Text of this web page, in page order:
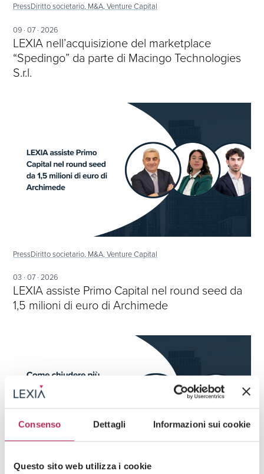
Consenso Dettagli Informazioni sui cookie
Questo sito web utilizza i cookie
PressDiritto societario, M&A, Venture Capital
09 · 07 · 2026
LEXIA nell’acquisizione del marketplace
“Spedingo” da parte di Macingo Technologies
S.r.l.
PressDiritto societario, M&A, Venture Capital
03 · 07 · 2026
LEXIA assiste Primo Capital nel round seed da
1,5 milioni di euro di Archimede